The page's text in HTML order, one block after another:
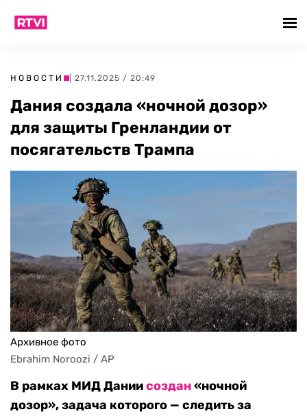
НОВОСТИ | 27.11.2025 / 20:49
Дания создала «ночной дозор»
для защиты Гренландии от
посягательств Трампа
Архивное фото
Ebrahim Noroozi / AP
В рамках МИД Даниисоздан«ночной
дозор», задача которого — следить за